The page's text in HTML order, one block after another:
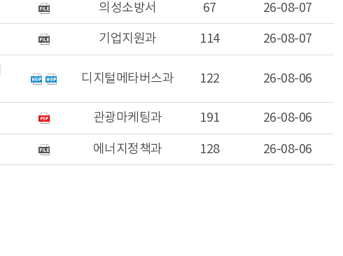
의성소방서 67 26-08-07
기업지원과 114 26-08-07
디지털메타버스과 122 26-08-06
관광마케팅과 191 26-08-06
에너지정책과 128 26-08-06